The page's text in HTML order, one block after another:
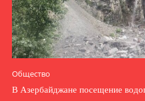
Общество
В Азербайджане посещение